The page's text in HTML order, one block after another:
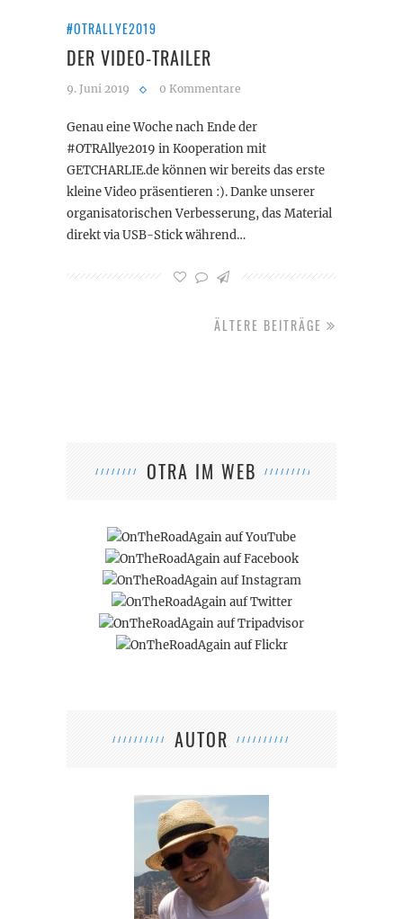
#OTRALLYE2019
DER VIDEO-TRAILER
9. Juni 2019 0 Kommentare
Genau eine Woche nach Ende der
#OTRAllye2019 in Kooperation mit
GETCHARLIE.de können wir bereits das erste
kleine Video präsentieren :). Danke unserer
organisatorischen Verbesserung, das Material
direkt via USB-Stick während…
ÄLTERE BEITRÄGE
OTRA IM WEB
AUTOR